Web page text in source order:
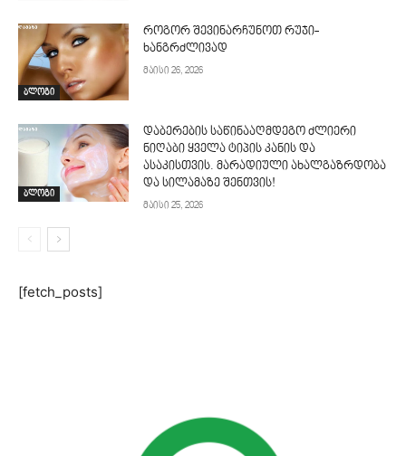
ბლოგი
როგორ შევინარჩუნოთ რუჯი-
ხანგრძლივად
მაისი 26, 2026
ბლოგი
დაბერების საწინააღმდეგო ძლიერი
ნიღაბი ყველა ტიპის კანის და
ასაკისთვის. მარადიული ახალგაზრდობა
და სილამაზე შენთვის!
მაისი 25, 2026
[fetch_posts]